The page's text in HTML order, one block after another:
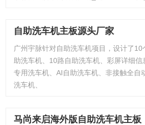
自助洗车机主板源头厂家
广州宇脉针对自助洗车机项目，设计了10
助洗车机、10路自助洗车机、彩屏详细信
专用洗车机、AI自助洗车机、非接触全自
洗车机、
马尚来启海外版自助洗车机主板